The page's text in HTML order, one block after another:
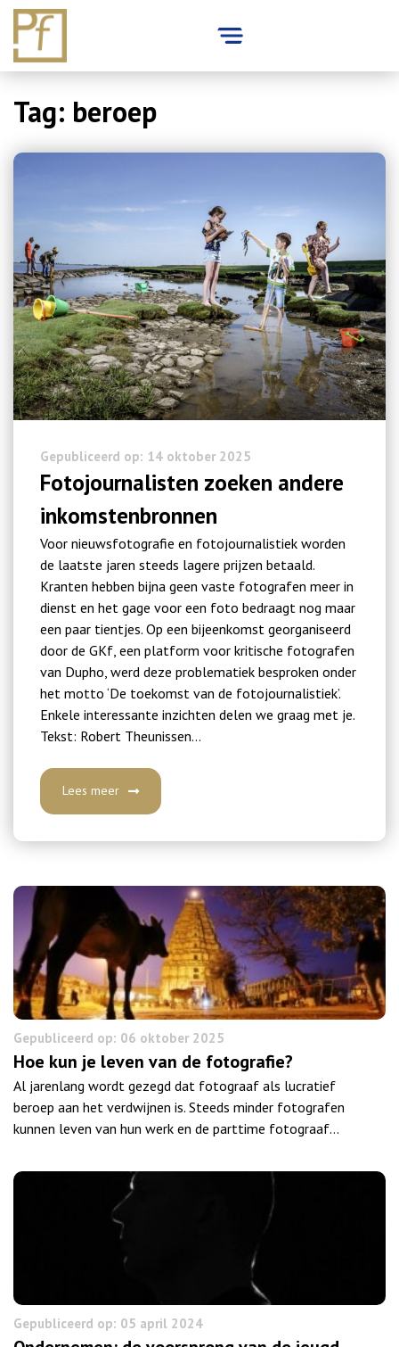
content
Tag: beroep
Gepubliceerd op: 14 oktober 2025
Fotojournalisten zoeken andere
inkomstenbronnen
Voor nieuwsfotografie en fotojournalistiek worden
de laatste jaren steeds lagere prijzen betaald.
Kranten hebben bijna geen vaste fotografen meer in
dienst en het gage voor een foto bedraagt nog maar
een paar tientjes. Op een bijeenkomst georganiseerd
door de GKf, een platform voor kritische fotografen
van Dupho, werd deze problematiek besproken onder
het motto ‘De toekomst van de fotojournalistiek’.
Enkele interessante inzichten delen we graag met je.
Tekst: Robert Theunissen…
Lees meer
Gepubliceerd op: 06 oktober 2025
Hoe kun je leven van de fotografie?
Al jarenlang wordt gezegd dat fotograaf als lucratief
beroep aan het verdwijnen is. Steeds minder fotografen
kunnen leven van hun werk en de parttime fotograaf…
Gepubliceerd op: 05 april 2024